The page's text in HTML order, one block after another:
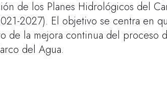
de los Planes Hidrológicos del
2027). El objetivo se centra en
de la mejora continua del proceso
del Agua.